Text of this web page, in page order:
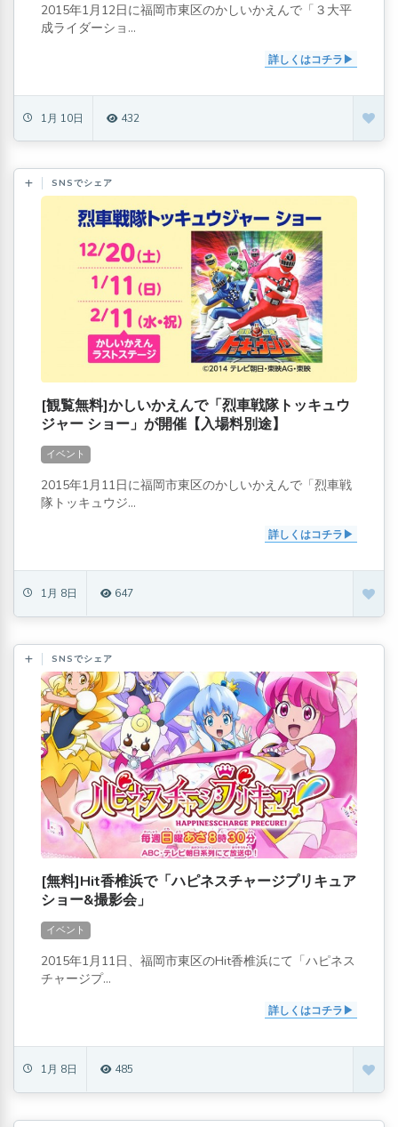
2015年1月12日に福岡市東区のかしいかえんで「３大平
成ライダーショ...
詳しくはコチラ
1月 10日 432
SNSでシェア
[観覧無料]かしいかえんで「烈車戦隊トッキュウ
ジャー ショー」が開催【入場料別途】
イベント
2015年1月11日に福岡市東区のかしいかえんで「烈車戦
隊トッキュウジ...
詳しくはコチラ
1月 8日 647
SNSでシェア
[無料]Hit香椎浜で「ハピネスチャージプリキュア
ショー&撮影会」
イベント
2015年1月11日、福岡市東区のHit香椎浜にて「ハピネス
チャージプ...
詳しくはコチラ
1月 8日 485